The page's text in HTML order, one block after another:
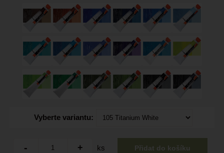
Vyberte variantu:
ks